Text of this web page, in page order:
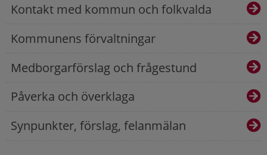
Kontakt med kommun och folkvalda
Kommunens förvaltningar
Medborgarförslag och frågestund
Påverka och överklaga
Synpunkter, förslag, felanmälan